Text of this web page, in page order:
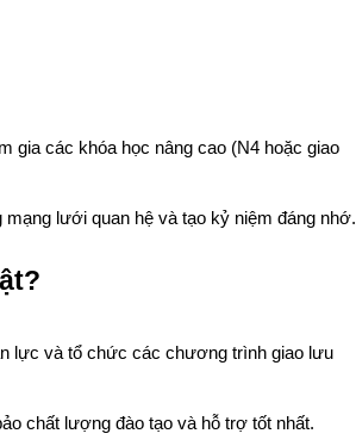
gia các khóa học nâng cao (N4 hoặc giao
lưới quan hệ và tạo kỷ niệm đáng nhớ.
lực và tổ chức các chương trình giao lưu
chất lượng đào tạo và hỗ trợ tốt nhất.